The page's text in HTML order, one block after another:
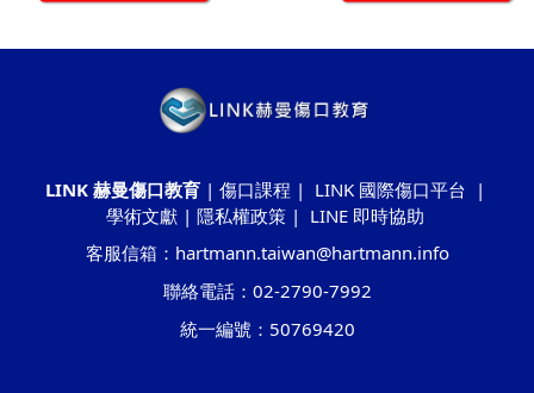
LINK 赫曼傷口教育 | 傷口課程 | LINK 國際傷口平台 |
學術文獻 | 隱私權政策 | LINE 即時協助
客服信箱：hartmann.taiwan@hartmann.info
聯絡電話：02-2790-7992
統一編號：50769420